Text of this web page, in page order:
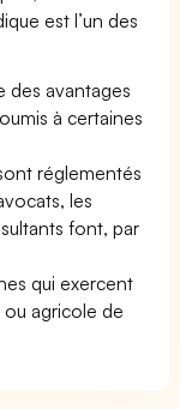
est l’un des
avantages
à certaines
réglementés
les
font, par
qui exercent
agricole de